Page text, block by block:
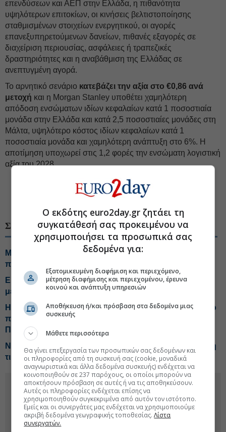
επενδύσεων και ΑΕΠ στην Ελλάδα, η πιθανότητα
υψηλότερων επιτοκίων, οι κινήσεις βελτιστοποίησης
σταθμισμένων στοιχείων ενεργητικού, οι αγορές
επανεξυπηρετούμενων δανείων, πιθανές εξαγορές σε
διαχείριση περιουσίας, ασφάλειες ή τραπεζικές
δραστηριότητες και η αναβάθμιση της Ελλάδας σε
ανεπτυγμένη αγορά.
Το αρνητικό σενάριο κατεβάζει την αξία στο €0,86 ανά
μετοχή και η Morgan Stanley υποθέτει χαμηλότερη
απόδοση ενσώματων ιδίων κεφαλαίων κατά 1 ποσοστιαία
μονάδα στην Ελλάδα και κατά 2,5 ποσοστιαίες μονάδες στη
Μάλτα, υψηλότερο κόστος ιδίων κεφαλαίων κατά 1
ποσοστιαία μονάδα και χαμηλότερη ανάπτυξη στο 6%. Η
αποτίμηση υποχωρεί στις 1,2 φορές την ενσώματη λογιστική
αξία του 2028.
#Τιμή στόχος μετοχής
ΣΧΕΤΙΚΑ ΘΕΜΑΤΑ
Morgan Stanley: Ψήφος εμπιστοσύνης στις τράπεζες,
πού ποντάρει για το Q2
Εκτόξευση κερδών για τη Morgan Stanley, μπαράζ
μεγάλων ντιλ
Η στρατηγική της CrediaBank για την HSBC Μάλτας-Το
παράπονο Καρυστιανού-Παραγγελία «μαμούθ» από
Προκοπίου
NBG Securities για Metlen: Ισχυρότερο το β' εξάμηνο, η
τιμή-στόχος
Ο εκδότης euro2day.gr ζητάει τη
συγκατάθεσή σας προκειμένου να
χρησιμοποιήσει τα προσωπικά σας
δεδομένα για:
Εξατομικευμένη διαφήμιση και περιεχόμενο,
μέτρηση διαφήμισης και περιεχομένου, έρευνα
κοινού και ανάπτυξη υπηρεσιών
Αποθήκευση ή/και πρόσβαση στα δεδομένα μιας
συσκευής
Μάθετε περισσότερα
Θα γίνει επεξεργασία των προσωπικών σας δεδομένων και
οι πληροφορίες από τη συσκευή σας (cookie, μοναδικά
αναγνωριστικά και άλλα δεδομένα συσκευής) ενδέχεται να
κοινοποιηθούν σε 237 παρόχους, οι οποίοι μπορούν να
αποκτήσουν πρόσβαση σε αυτές ή να τις αποθηκεύσουν.
Αυτές οι πληροφορίες ενδέχεται επίσης να
χρησιμοποιηθούν συγκεκριμένα από αυτόν τον ιστότοπο.
Εμείς και οι συνεργάτες μας ενδέχεται να χρησιμοποιούμε
ακριβή δεδομένα γεωγραφικής τοποθεσίας.Λίστα
συνεργατών.